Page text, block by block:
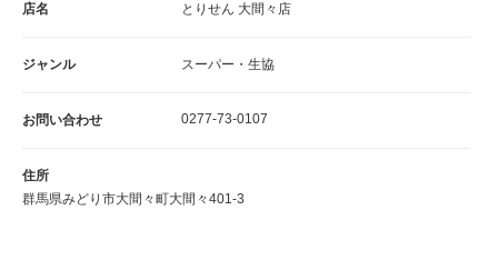
店名 とりせん 大間々店
ジャンル スーパー・生協
お問い合わせ 0277-73-0107
住所
群馬県みどり市大間々町大間々401-3